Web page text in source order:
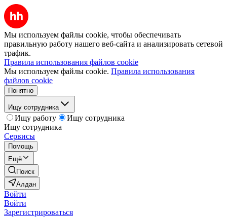
Мы используем файлы cookie, чтобы обеспечивать
правильную работу нашего веб-сайта и анализировать сетевой
трафик.
Правила использования файлов cookie
Мы используем файлы cookie. Правила использования
файлов cookie
Понятно
Ищу сотрудника
Ищу работу
Ищу сотрудника
Ищу сотрудника
Сервисы
Помощь
Ещё
Поиск
Алдан
Войти
Войти
Зарегистрироваться